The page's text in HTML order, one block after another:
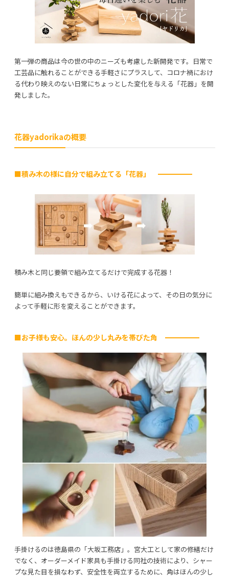
第一弾の商品は今の世の中のニーズも考慮した新開発です。日常で
工芸品に触れることができる手軽さにプラスして、コロナ禍におけ
る代わり映えのない日常にちょっとした変化を与える「花器」を開
発しました。
花器yadorikaの概要
■積み木の様に自分で組み立てる「花器」
積み木と同じ要領で組み立てるだけで完成する花器！
簡単に組み換えもできるから、いける花によって、その日の気分に
よって手軽に形を変えることができます。
■お子様も安心。ほんの少し丸みを帯びた角
手掛けるのは徳島県の「大坂工務店」。宮大工として家の修繕だけ
でなく、オーダーメイド家具も手掛ける同社の技術により、シャー
プな見た目を損なわず、安全性を両立するために、角はほんの少し